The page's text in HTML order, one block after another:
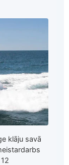
klāju savā